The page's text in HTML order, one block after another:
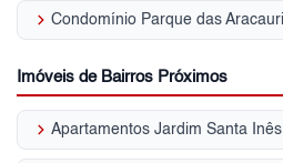
keyboard_arrow_right Condomínio Parque das
Imóveis de Bairros Próximos
keyboard_arrow_right Apartamentos Jardim Santa Inês